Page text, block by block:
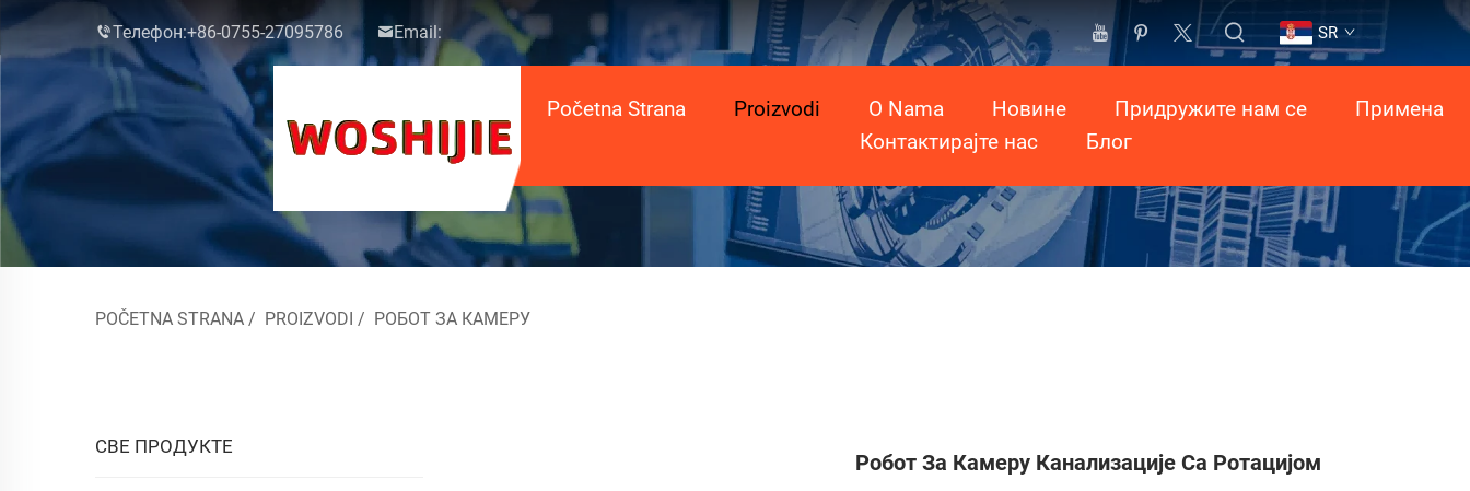
Телефон:+86-0755-27095786 Email: SR
Početna Strana Proizvodi O Nama Новине Придружите нам се
Примена
Контактирајте нас
Блог
POČETNA STRANA / PROIZVODI / РОБОТ ЗА КАМЕРУ
СВЕ ПРОДУКТЕ
Робот За Камеру Канализације Са Ротацијом